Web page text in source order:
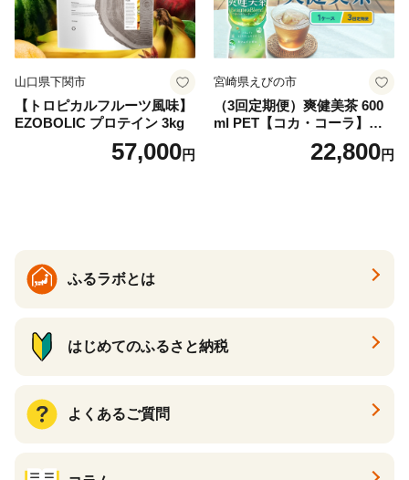
山口県下関市
【トロピカルフルーツ風味】
EZOBOLIC プロテイン 3kg
57,000円
宮崎県えびの市
（3回定期便）爽健美茶 600
ml PET【コカ・コーラ】ペ
ットボトル 1ケース(24本) 定
期便 3回(72本) セット お茶
22,800円
ふるラボとは
はじめてのふるさと納税
よくあるご質問